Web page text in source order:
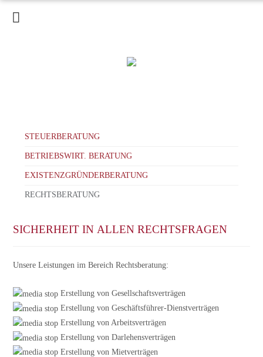
STEUERBERATUNG
BETRIEBSWIRT. BERATUNG
EXISTENZGRÜNDERBERATUNG
RECHTSBERATUNG
SICHERHEIT IN ALLEN RECHTSFRAGEN
Unsere Leistungen im Bereich Rechtsberatung:
Erstellung von Gesellschaftsverträgen
Erstellung von Geschäftsführer-Dienstverträgen
Erstellung von Arbeitsverträgen
Erstellung von Darlehensverträgen
Erstellung von Mietverträgen